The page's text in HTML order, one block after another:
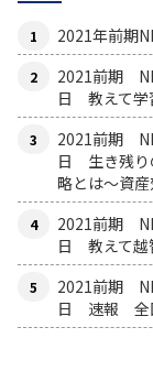
2021年前期
2021前期
日 教えて学
2021前期
日 生き残り
略とは〜資
2021前期
日 教えて越
2021前期
日 速報 全